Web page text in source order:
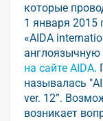
которые
1 января 2015
«AIDA
на сайте AIDA.
называлась
ver. 12”.
возникает